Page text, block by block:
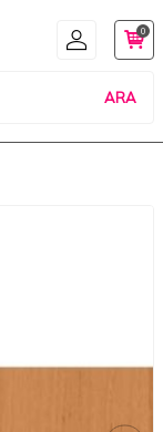
ARA
0